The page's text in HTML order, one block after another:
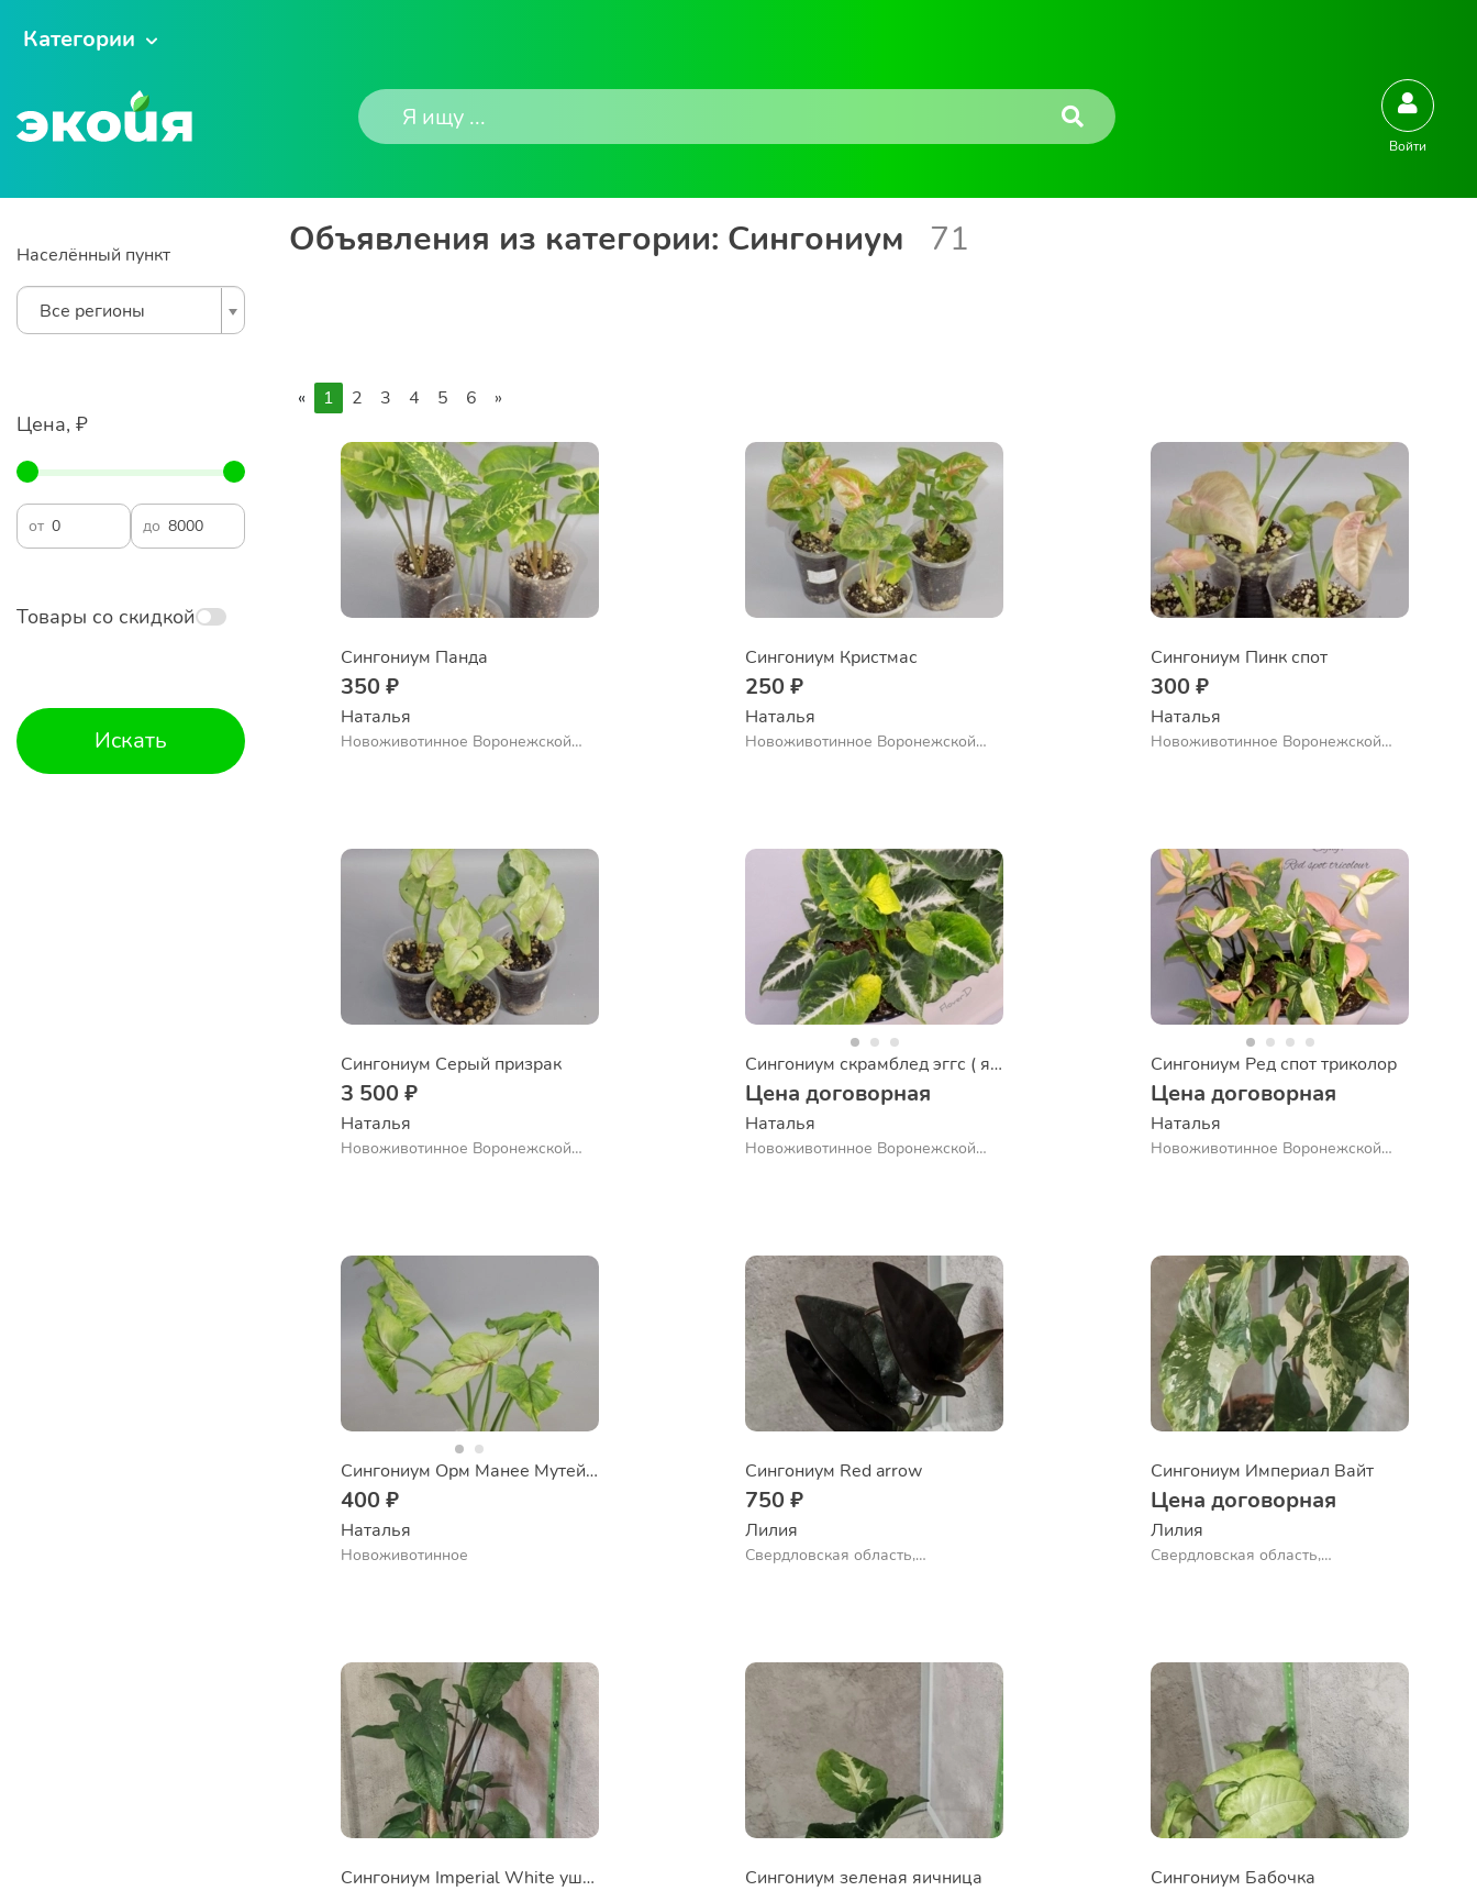
Категории
Войти
Населённый пункт
Все регионы
Цена, ₽
от до
Товары со скидкой
Искать
Объявления из категории: Сингониум 71
« 1 2 3 4 5 6 »
Сингониум Панда
350 ₽
Наталья
Новоживотинное Воронежской
Сингониум Кристмас
250 ₽
Наталья
Новоживотинное Воронежской
Сингониум Пинк спот
300 ₽
Наталья
Новоживотинное Воронежской
Сингониум Серый призрак
3 500 ₽
Наталья
Новоживотинное Воронежской
Сингониум скрамблед эггс ( яичница)
Цена договорная
Наталья
Новоживотинное Воронежской
Сингониум Ред спот триколор
Цена договорная
Наталья
Новоживотинное Воронежской
Сингониум Орм Манее Мутейшен
400 ₽
Наталья
Новоживотинное
Сингониум Red arrow
750 ₽
Лилия
Свердловская область,
Сингониум Империал Вайт
Цена договорная
Лилия
Свердловская область,
Сингониум Imperial White ушедший в зелень Сингониум зеленая яичница Сингониум Бабочка